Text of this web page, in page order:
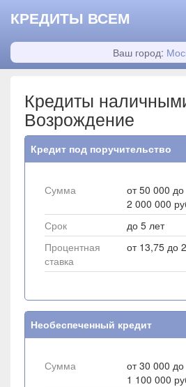
КРЕДИТЫ ВСЕМ
Ваш город:
Кредиты
Возрождение
Кредит под поручительство
Сумма
от 50 000 до
2 000 000
Срок
до 5 лет
Процентная
ставка
от 13,75 до
Необеспеченный кредит
Сумма
от 30 000 до
1 100 000